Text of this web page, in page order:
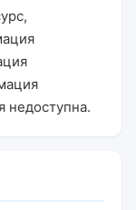
недоступна.